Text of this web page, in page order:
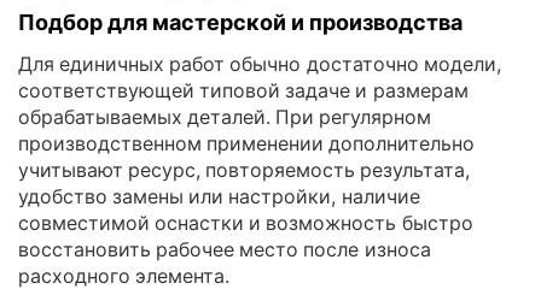
Подбор для мастерской и производства
Для единичных работ обычно достаточно модели,
соответствующей типовой задаче и размерам
обрабатываемых деталей. При регулярном
производственном применении дополнительно
учитывают ресурс, повторяемость результата,
удобство замены или настройки, наличие
совместимой оснастки и возможность быстро
восстановить рабочее место после износа
расходного элемента.